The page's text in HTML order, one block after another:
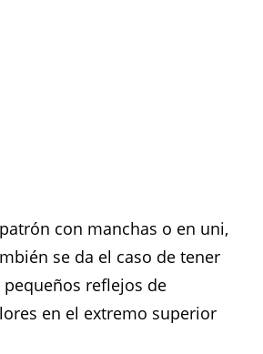
con manchas o en uni,
se da el caso de tener
reflejos de
en el extremo superior